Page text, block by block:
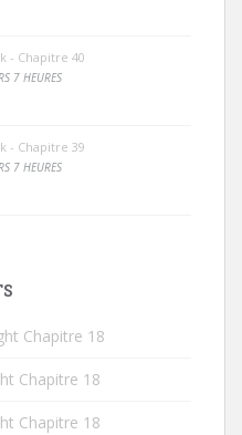
- Chapitre 40
7 HEURES
- Chapitre 39
7 HEURES
Chapitre 18
Chapitre 18
Chapitre 18